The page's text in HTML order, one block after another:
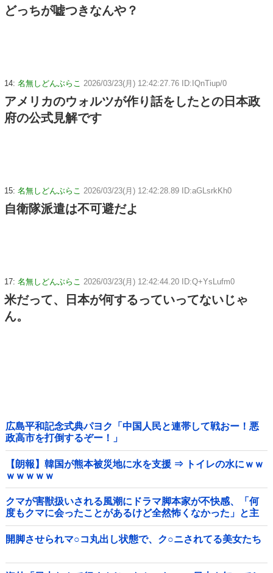
どっちが嘘つきなんや？
14: 名無しどんぶらこ 2026/03/23(月) 12:42:27.76 ID:IQnTiup/0
アメリカのウォルツが作り話をしたとの日本政
府の公式見解です
15: 名無しどんぶらこ 2026/03/23(月) 12:42:28.89 ID:aGLsrkKh0
自衛隊派遣は不可避だよ
17: 名無しどんぶらこ 2026/03/23(月) 12:42:44.20 ID:Q+YsLufm0
米だって、日本が何するっていってないじゃ
ん。
広島平和記念式典パヨク「中国人民と連帯して戦おー！悪
政高市を打倒するぞー！」
【朗報】韓国が熊本被災地に水を支援 ⇒ トイレの水にｗｗ
ｗｗｗｗｗ
クマが害獣扱いされる風潮にドラマ脚本家が不快感、「何
度もクマに会ったことがあるけど全然怖くなかった」と主
張しており……他
開脚させられマ○コ丸出し状態で、ク○ニされてる美女たち